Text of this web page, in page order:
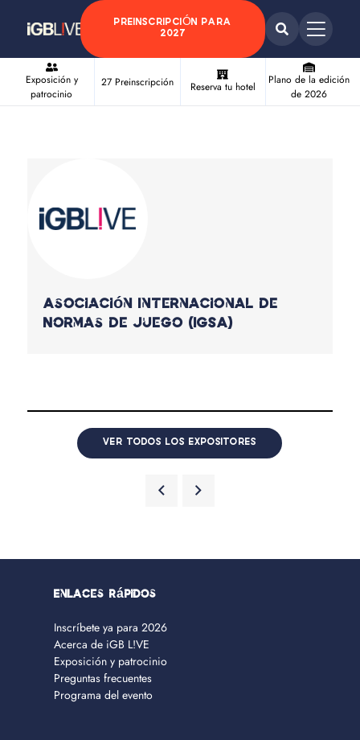
PREINSCRIPCIÓN PARA
2027
Exposición y
patrocinio
27 Preinscripción Reserva tu hotel
Plano de la edición
de 2026
Asociación Internacional de
Normas de Juego (IGSA)
VER TODOS LOS EXPOSITORES
Enlaces rápidos
Inscríbete ya para 2026
Acerca de iGB L!VE
Exposición y patrocinio
Preguntas frecuentes
Programa del evento